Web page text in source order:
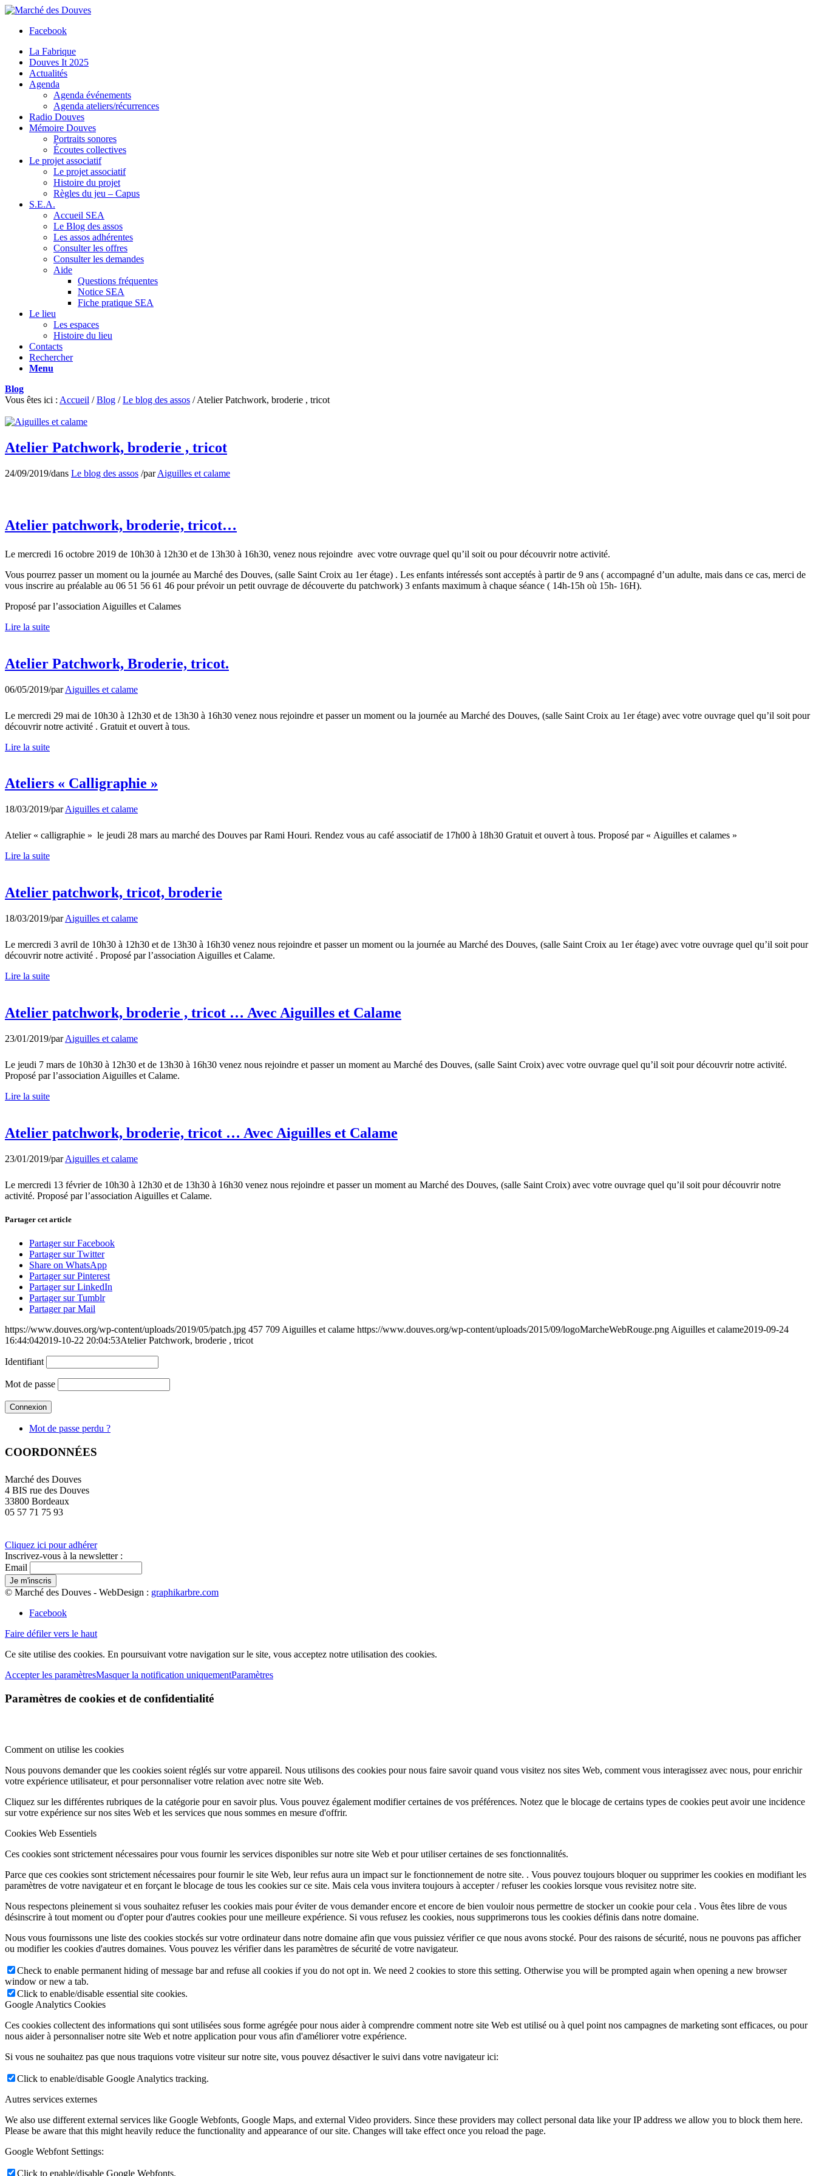
Facebook
La Fabrique
Douves It 2025
Actualités
Agenda
Agenda événements
Agenda ateliers/récurrences
Radio Douves
Mémoire Douves
Portraits sonores
Écoutes collectives
Le projet associatif
Le projet associatif
Histoire du projet
Règles du jeu – Capus
S.E.A.
Accueil SEA
Le Blog des assos
Les assos adhérentes
Consulter les offres
Consulter les demandes
Aide
Questions fréquentes
Notice SEA
Fiche pratique SEA
Le lieu
Les espaces
Histoire du lieu
Contacts
Rechercher
Menu
Blog
Vous êtes ici : Accueil / Blog / Le blog des assos / Atelier Patchwork, broderie , tricot
Atelier Patchwork, broderie , tricot
24/09/2019/dans Le blog des assos /parAiguilles et calame
Atelier patchwork, broderie, tricot…
Le mercredi 16 octobre 2019 de 10h30 à 12h30 et de 13h30 à 16h30, venez nous rejoindre avec votre ouvrage quel qu’il soit ou pour découvrir notre activité.
Vous pourrez passer un moment ou la journée au Marché des Douves, (salle Saint Croix au 1er étage) . Les enfants intéressés sont acceptés à partir de 9 ans ( accompagné d’un adulte, mais dans ce cas, merci de
vous inscrire au préalable au 06 51 56 61 46 pour prévoir un petit ouvrage de découverte du patchwork) 3 enfants maximum à chaque séance ( 14h-15h où 15h- 16H).
Proposé par l’association Aiguilles et Calames
Lire la suite
Atelier Patchwork, Broderie, tricot.
06/05/2019/parAiguilles et calame
Le mercredi 29 mai de 10h30 à 12h30 et de 13h30 à 16h30 venez nous rejoindre et passer un moment ou la journée au Marché des Douves, (salle Saint Croix au 1er étage) avec votre ouvrage quel qu’il soit pour
découvrir notre activité . Gratuit et ouvert à tous.
Lire la suite
Ateliers « Calligraphie »
18/03/2019/parAiguilles et calame
Atelier « calligraphie » le jeudi 28 mars au marché des Douves par Rami Houri. Rendez vous au café associatif de 17h00 à 18h30 Gratuit et ouvert à tous. Proposé par « Aiguilles et calames »
Lire la suite
Atelier patchwork, tricot, broderie
18/03/2019/parAiguilles et calame
Le mercredi 3 avril de 10h30 à 12h30 et de 13h30 à 16h30 venez nous rejoindre et passer un moment ou la journée au Marché des Douves, (salle Saint Croix au 1er étage) avec votre ouvrage quel qu’il soit pour
découvrir notre activité . Proposé par l’association Aiguilles et Calame.
Lire la suite
Atelier patchwork, broderie , tricot … Avec Aiguilles et Calame
23/01/2019/parAiguilles et calame
Le jeudi 7 mars de 10h30 à 12h30 et de 13h30 à 16h30 venez nous rejoindre et passer un moment au Marché des Douves, (salle Saint Croix) avec votre ouvrage quel qu’il soit pour découvrir notre activité.
Proposé par l’association Aiguilles et Calame.
Lire la suite
Atelier patchwork, broderie, tricot … Avec Aiguilles et Calame
23/01/2019/parAiguilles et calame
Le mercredi 13 février de 10h30 à 12h30 et de 13h30 à 16h30 venez nous rejoindre et passer un moment au Marché des Douves, (salle Saint Croix) avec votre ouvrage quel qu’il soit pour découvrir notre
activité. Proposé par l’association Aiguilles et Calame.
Partager cet article
Partager sur Facebook
Partager sur Twitter
Share on WhatsApp
Partager sur Pinterest
Partager sur LinkedIn
Partager sur Tumblr
Partager par Mail
https://www.douves.org/wp-content/uploads/2019/05/patch.jpg 457 709 Aiguilles et calame https://www.douves.org/wp-content/uploads/2015/09/logoMarcheWebRouge.png Aiguilles et calame2019-09-24
16:44:042019-10-22 20:04:53Atelier Patchwork, broderie , tricot
Identifiant
Mot de passe
Mot de passe perdu ?
COORDONNÉES
Marché des Douves
4 BIS rue des Douves
33800 Bordeaux
05 57 71 75 93
Cliquez ici pour adhérer
Inscrivez-vous à la newsletter :
Email
© Marché des Douves - WebDesign : graphikarbre.com
Facebook
Faire défiler vers le haut
Ce site utilise des cookies. En poursuivant votre navigation sur le site, vous acceptez notre utilisation des cookies.
Accepter les paramètresMasquer la notification uniquementParamètres
Paramètres de cookies et de confidentialité
Comment on utilise les cookies
Nous pouvons demander que les cookies soient réglés sur votre appareil. Nous utilisons des cookies pour nous faire savoir quand vous visitez nos sites Web, comment vous interagissez avec nous, pour enrichir
votre expérience utilisateur, et pour personnaliser votre relation avec notre site Web.
Cliquez sur les différentes rubriques de la catégorie pour en savoir plus. Vous pouvez également modifier certaines de vos préférences. Notez que le blocage de certains types de cookies peut avoir une incidence
sur votre expérience sur nos sites Web et les services que nous sommes en mesure d'offrir.
Cookies Web Essentiels
Ces cookies sont strictement nécessaires pour vous fournir les services disponibles sur notre site Web et pour utiliser certaines de ses fonctionnalités.
Parce que ces cookies sont strictement nécessaires pour fournir le site Web, leur refus aura un impact sur le fonctionnement de notre site. . Vous pouvez toujours bloquer ou supprimer les cookies en modifiant les
paramètres de votre navigateur et en forçant le blocage de tous les cookies sur ce site. Mais cela vous invitera toujours à accepter / refuser les cookies lorsque vous revisitez notre site.
Nous respectons pleinement si vous souhaitez refuser les cookies mais pour éviter de vous demander encore et encore de bien vouloir nous permettre de stocker un cookie pour cela . Vous êtes libre de vous
désinscrire à tout moment ou d'opter pour d'autres cookies pour une meilleure expérience. Si vous refusez les cookies, nous supprimerons tous les cookies définis dans notre domaine.
Nous vous fournissons une liste des cookies stockés sur votre ordinateur dans notre domaine afin que vous puissiez vérifier ce que nous avons stocké. Pour des raisons de sécurité, nous ne pouvons pas afficher
ou modifier les cookies d'autres domaines. Vous pouvez les vérifier dans les paramètres de sécurité de votre navigateur.
Check to enable permanent hiding of message bar and refuse all cookies if you do not opt in. We need 2 cookies to store this setting. Otherwise you will be prompted again when opening a new browser
window or new a tab.
Click to enable/disable essential site cookies.
Google Analytics Cookies
Ces cookies collectent des informations qui sont utilisées sous forme agrégée pour nous aider à comprendre comment notre site Web est utilisé ou à quel point nos campagnes de marketing sont efficaces, ou pour
nous aider à personnaliser notre site Web et notre application pour vous afin d'améliorer votre expérience.
Si vous ne souhaitez pas que nous traquions votre visiteur sur notre site, vous pouvez désactiver le suivi dans votre navigateur ici:
Click to enable/disable Google Analytics tracking.
Autres services externes
We also use different external services like Google Webfonts, Google Maps, and external Video providers. Since these providers may collect personal data like your IP address we allow you to block them here.
Please be aware that this might heavily reduce the functionality and appearance of our site. Changes will take effect once you reload the page.
Google Webfont Settings:
Click to enable/disable Google Webfonts.